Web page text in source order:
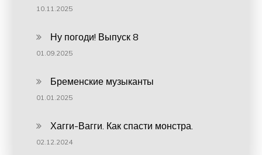
10.11.2025
Ну погоди! Выпуск 8
01.09.2025
Бременские музыканты
01.01.2025
Хагги-Вагги. Как спасти монстра.
02.12.2024